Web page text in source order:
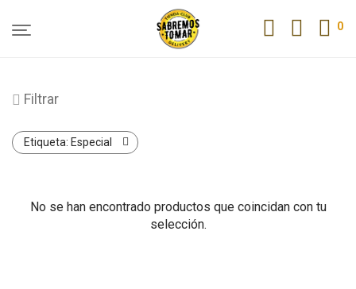
0
Filtrar
Etiqueta: Especial
No se han encontrado productos que coincidan con tu
selección.